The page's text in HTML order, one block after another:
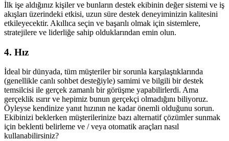
İlk işe aldığınız kişiler ve bunların destek ekibinin değer sistemi ve iş
akışları üzerindeki etkisi, uzun süre destek deneyiminizin kalitesini
etkileyecektir. Akıllıca seçin ve başarılı olmak için sistemlere,
stratejilere ve liderliğe sahip olduklarından emin olun.
4. Hız
İdeal bir dünyada, tüm müşteriler bir sorunla karşılaştıklarında
(genellikle canlı sohbet desteğiyle) samimi ve bilgili bir destek
temsilcisi ile gerçek zamanlı bir görüşme yapabilirlerdi. Ama
gerçeklik ısırır ve hepimiz bunun gerçekçi olmadığını biliyoruz.
Öyleyse kendinize yanıt hızının ne kadar önemli olduğunu sorun.
Ekibinizi beklerken müşterilerinize bazı alternatif çözümler sunmak
için beklenti belirleme ve / veya otomatik araçları nasıl
kullanabilirsiniz?